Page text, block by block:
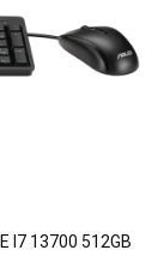
I7 13700 512GB